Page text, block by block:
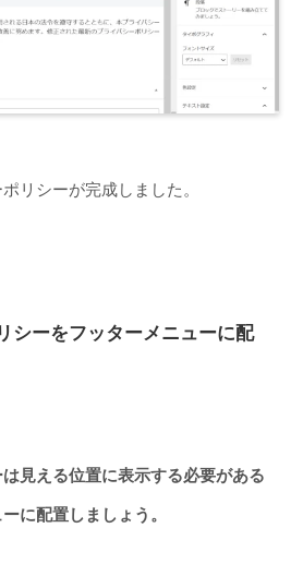
リシーが完成しました。
シーをフッターメニューに配
見える位置に表示する必要がある
に配置しましょう。